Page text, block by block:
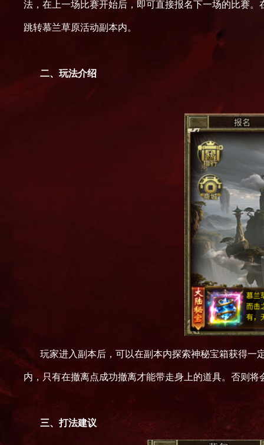
法，在上一场比赛开始后，即可直接报名下一场的比赛
跳转慕兰草原活动副本内。
二、 玩法介绍
玩家进入副本后，可以在副本内探索神秘宝箱获得一
内，只有在撤离点成功撤离才能带走身上的道具。否则
三、打法建议